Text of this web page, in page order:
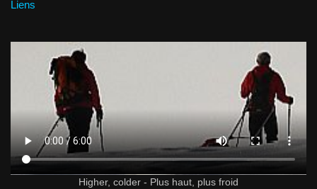
Liens
Higher, colder - Plus haut, plus froid